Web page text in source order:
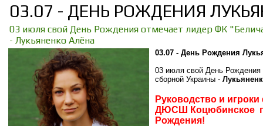
03.07 - ДЕНЬ РОЖДЕНИЯ
03 июля свой День Рождения отмечает лидер ФК
- Лукьяненко Алёна
03.07 - День Рождения
03 июля свой День Рождения
сборной Украины -
Руководство и
ДЮСШ Коцюбинское
Рождения!